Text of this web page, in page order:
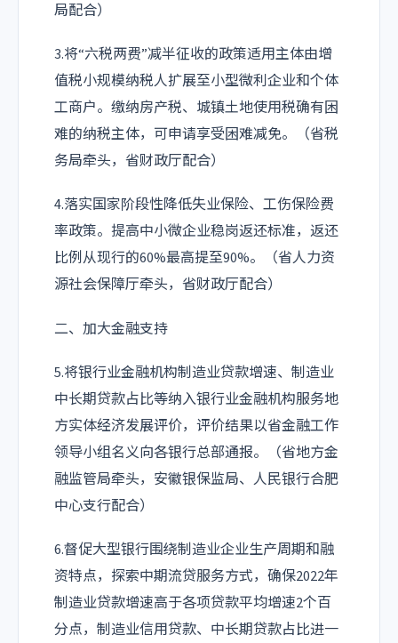
局配合）
3.将“六税两费”减半征收的政策适用主体由增
值税小规模纳税人扩展至小型微利企业和个体
工商户。缴纳房产税、城镇土地使用税确有困
难的纳税主体，可申请享受困难减免。（省税
务局牵头，省财政厅配合）
4.落实国家阶段性降低失业保险、工伤保险费
率政策。提高中小微企业稳岗返还标准，返还
比例从现行的60%最高提至90%。（省人力资
源社会保障厅牵头，省财政厅配合）
二、加大金融支持
5.将银行业金融机构制造业贷款增速、制造业
中长期贷款占比等纳入银行业金融机构服务地
方实体经济发展评价，评价结果以省金融工作
领导小组名义向各银行总部通报。（省地方金
融监管局牵头，安徽银保监局、人民银行合肥
中心支行配合）
6.督促大型银行围绕制造业企业生产周期和融
资特点，探索中期流贷服务方式，确保2022年
制造业贷款增速高于各项贷款平均增速2个百
分点，制造业信用贷款、中长期贷款占比进一